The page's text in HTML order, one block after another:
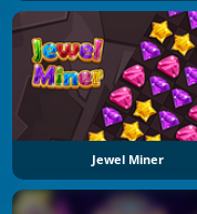
Jewel Miner